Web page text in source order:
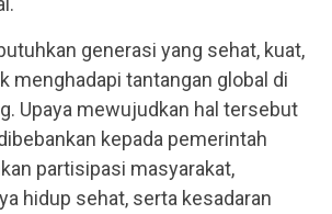
generasi yang sehat, kuat,
menghadapi tantangan global di
Upaya mewujudkan hal tersebut
kepada pemerintah
partisipasi masyarakat,
hidup sehat, serta kesadaran